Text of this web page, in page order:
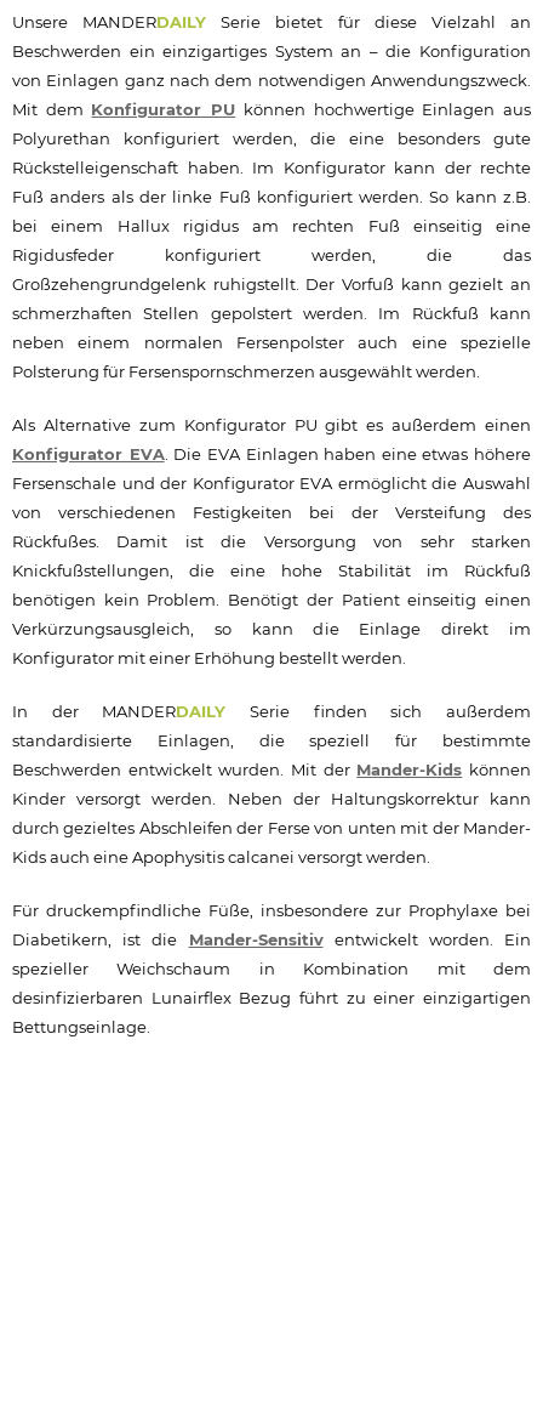
Unsere MANDERDAILY Serie bietet für diese Vielzahl an
Beschwerden ein einzigartiges System an – die Konfiguration
von Einlagen ganz nach dem notwendigen Anwendungszweck.
Mit dem Konfigurator PU können hochwertige Einlagen aus
Polyurethan konfiguriert werden, die eine besonders gute
Rückstelleigenschaft haben. Im Konfigurator kann der rechte
Fuß anders als der linke Fuß konfiguriert werden. So kann z.B.
bei einem Hallux rigidus am rechten Fuß einseitig eine
Rigidusfeder konfiguriert werden, die das
Großzehengrundgelenk ruhigstellt. Der Vorfuß kann gezielt an
schmerzhaften Stellen gepolstert werden. Im Rückfuß kann
neben einem normalen Fersenpolster auch eine spezielle
Polsterung für Fersenspornschmerzen ausgewählt werden.
Als Alternative zum Konfigurator PU gibt es außerdem einen
Konfigurator EVA. Die EVA Einlagen haben eine etwas höhere
Fersenschale und der Konfigurator EVA ermöglicht die Auswahl
von verschiedenen Festigkeiten bei der Versteifung des
Rückfußes. Damit ist die Versorgung von sehr starken
Knickfußstellungen, die eine hohe Stabilität im Rückfuß
benötigen kein Problem. Benötigt der Patient einseitig einen
Verkürzungsausgleich, so kann die Einlage direkt im
Konfigurator mit einer Erhöhung bestellt werden.
In der MANDERDAILY Serie finden sich außerdem
standardisierte Einlagen, die speziell für bestimmte
Beschwerden entwickelt wurden. Mit der Mander-Kids können
Kinder versorgt werden. Neben der Haltungskorrektur kann
durch gezieltes Abschleifen der Ferse von unten mit der Mander-
Kids auch eine Apophysitis calcanei versorgt werden.
Für druckempfindliche Füße, insbesondere zur Prophylaxe bei
Diabetikern, ist die Mander-Sensitiventwickelt worden. Ein
spezieller Weichschaum in Kombination mit dem
desinfizierbaren Lunairflex Bezug führt zu einer einzigartigen
Bettungseinlage.